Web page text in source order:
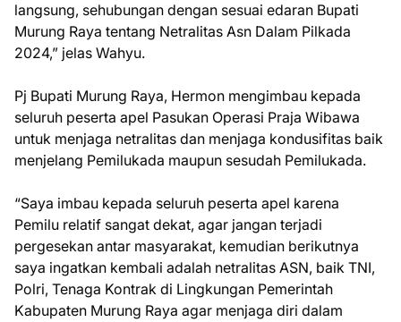
langsung, sehubungan dengan sesuai edaran Bupati
Murung Raya tentang Netralitas Asn Dalam Pilkada
2024,” jelas Wahyu.
Pj Bupati Murung Raya, Hermon mengimbau kepada
seluruh peserta apel Pasukan Operasi Praja Wibawa
untuk menjaga netralitas dan menjaga kondusifitas baik
menjelang Pemilukada maupun sesudah Pemilukada.
“Saya imbau kepada seluruh peserta apel karena
Pemilu relatif sangat dekat, agar jangan terjadi
pergesekan antar masyarakat, kemudian berikutnya
saya ingatkan kembali adalah netralitas ASN, baik TNI,
Polri, Tenaga Kontrak di Lingkungan Pemerintah
Kabupaten Murung Raya agar menjaga diri dalam